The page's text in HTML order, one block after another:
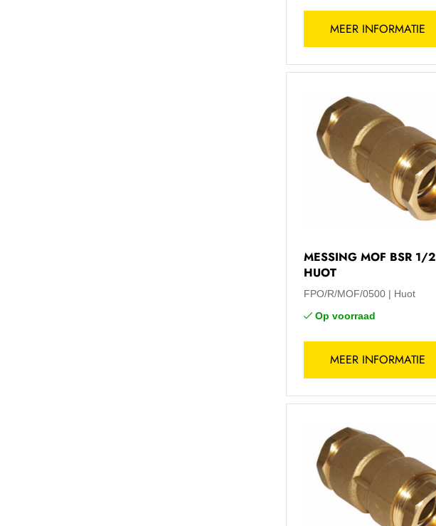
MEER INFORMATIE
MESSING MOF BSR 1/2
HUOT
FPO/R/MOF/0500
Huot
Op voorraad
MEER INFORMATIE